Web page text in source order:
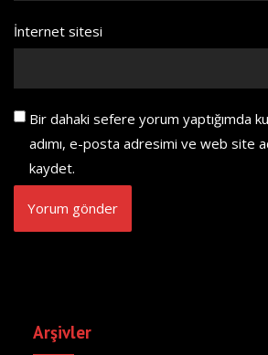
İnternet sitesi
Bir dahaki sefere yorum yaptığımda
adımı, e-posta adresimi ve web site
kaydet.
Arşivler